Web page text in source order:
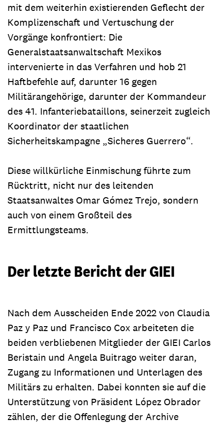
mit dem weiterhin existierenden Geflecht der
Komplizenschaft und Vertuschung der
Vorgänge konfrontiert: Die
Generalstaatsanwaltschaft Mexikos
intervenierte in das Verfahren und hob 21
Haftbefehle auf, darunter 16 gegen
Militärangehörige, darunter der Kommandeur
des 41. Infanteriebataillons, seinerzeit zugleich
Koordinator der staatlichen
Sicherheitskampagne „Sicheres Guerrero“.
Diese willkürliche Einmischung führte zum
Rücktritt, nicht nur des leitenden
Staatsanwaltes Omar Gómez Trejo, sondern
auch von einem Großteil des
Ermittlungsteams.
Der letzte Bericht der GIEI
Nach dem Ausscheiden Ende 2022 von Claudia
Paz y Paz und Francisco Cox arbeiteten die
beiden verbliebenen Mitglieder der GIEI Carlos
Beristain und Angela Buitrago weiter daran,
Zugang zu Informationen und Unterlagen des
Militärs zu erhalten. Dabei konnten sie auf die
Unterstützung von Präsident López Obrador
zählen, der die Offenlegung der Archive